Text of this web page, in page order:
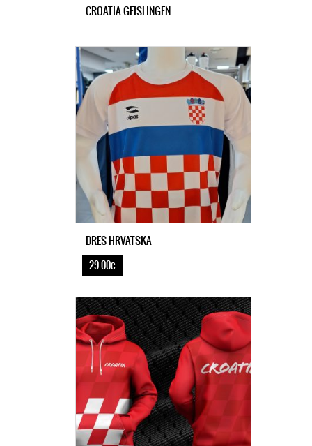
CROATIA GEISLINGEN
DRES HRVATSKA
29.00€